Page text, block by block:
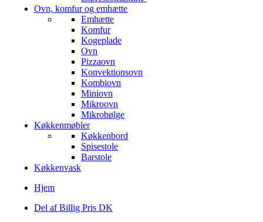
Ovn, komfur og emhætte
Emhætte
Komfur
Kogeplade
Ovn
Pizzaovn
Konvektionsovn
Kombiovn
Miniovn
Mikroovn
Mikrobølge
Køkkenmøbler
Køkkenbord
Spisestole
Barstole
Køkkenvask
Hjem
Del af Billig Pris DK